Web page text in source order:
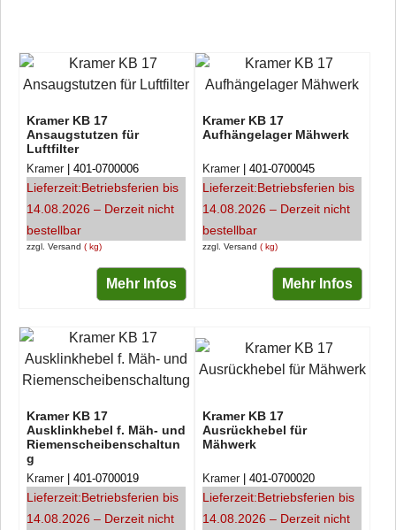
Kramer KB 17
Ansaugstutzen für
Luftfilter
zzgl. Versand kg
Kramer 401-0700006
Lieferzeit:Betriebsferien bis
14.08.2026 – Derzeit nicht
bestellbar
Mehr Infos
Kramer KB 17
Aufhängelager Mähwerk
zzgl. Versand kg
Kramer 401-0700045
Lieferzeit:Betriebsferien bis
14.08.2026 – Derzeit nicht
bestellbar
Mehr Infos
Kramer KB 17
Ausklinkhebel f. Mäh- und
Riemenscheibenschaltun
g
Kramer 401-0700019
Lieferzeit:Betriebsferien bis
14.08.2026 – Derzeit nicht
Kramer KB 17
Ausrückhebel für
Mähwerk
Kramer 401-0700020
Lieferzeit:Betriebsferien bis
14.08.2026 – Derzeit nicht